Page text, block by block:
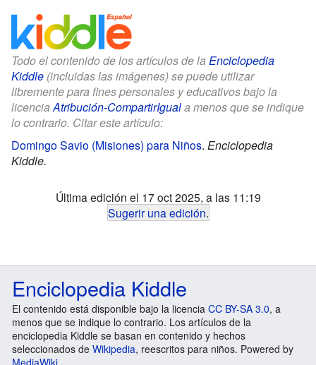
Todo el contenido de los artículos de la Enciclopedia
Kiddle (incluidas las imágenes) se puede utilizar
libremente para fines personales y educativos bajo la
licenciaAtribución-CompartirIguala menos que se indique
lo contrario. Citar este artículo:
Domingo Savio (Misiones) para Niños. Enciclopedia
Kiddle.
Última edición el 17 oct 2025, a las 11:19
Sugerir una edición.
Enciclopedia Kiddle
El contenido está disponible bajo la licencia CC BY-SA 3.0, a
menos que se indique lo contrario. Los artículos de la
enciclopedia Kiddle se basan en contenido y hechos
seleccionados de Wikipedia, reescritos para niños. Powered by